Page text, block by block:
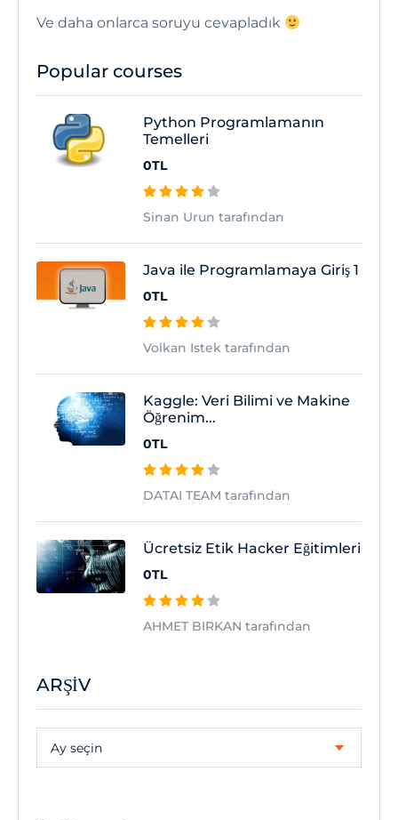
Ve daha onlarca soruyu cevapladık
Popular courses
Python Programlamanın
Temelleri
0TL
Sinan Urun tarafından
Java ile Programlamaya Giriş 1
0TL
Volkan Istek tarafından
Kaggle: Veri Bilimi ve Makine
Öğrenim...
0TL
DATAI TEAM tarafından
Ücretsiz Etik Hacker Eğitimleri
0TL
AHMET BIRKAN tarafından
ARŞIV
Ay seçin